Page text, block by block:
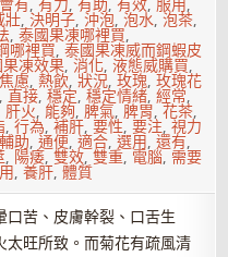
會有,有力,有助,有效,服用,
壯,決明子,沖泡,泡水,泡茶,
,泰國果凍哪裡買,
哪裡買,泰國果凍威而鋼蝦皮
凍效果,消化,液態威購買,
焦慮,熱飲,狀況,玫瑰,玫瑰花
,直接,穩定,穩定情緒,經常,
肝火, 能夠,脾氣,脾胃,花茶,
,行為,補肝,要性,要注,視力
輔助,通便,適合,選用,還有,
, 陽痿,雙效,雙重, 電腦, 需要
,養肝,體質
口苦、皮膚幹裂、口舌生
旺所致。而菊花有疏風清